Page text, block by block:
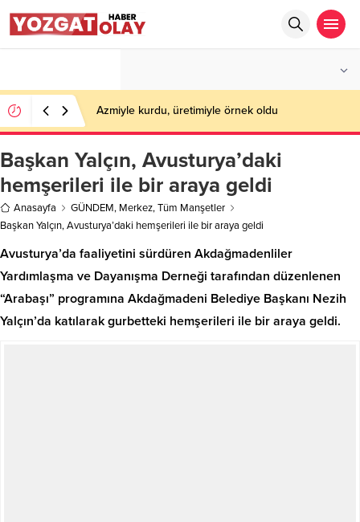
Azmiyle kurdu, üretimiyle örnek oldu
Başkan Yalçın, Avusturya’daki
hemşerileri ile bir araya geldi
Anasayfa GÜNDEM, Merkez,Tüm Manşetler
Başkan Yalçın, Avusturya’daki hemşerileri ile bir araya geldi
Avusturya’da faaliyetini sürdüren Akdağmadenliler
Yardımlaşma ve Dayanışma Derneği tarafından düzenlenen
“Arabaşı” programına Akdağmadeni Belediye Başkanı Nezih
Yalçın’da katılarak gurbetteki hemşerileri ile bir araya geldi.